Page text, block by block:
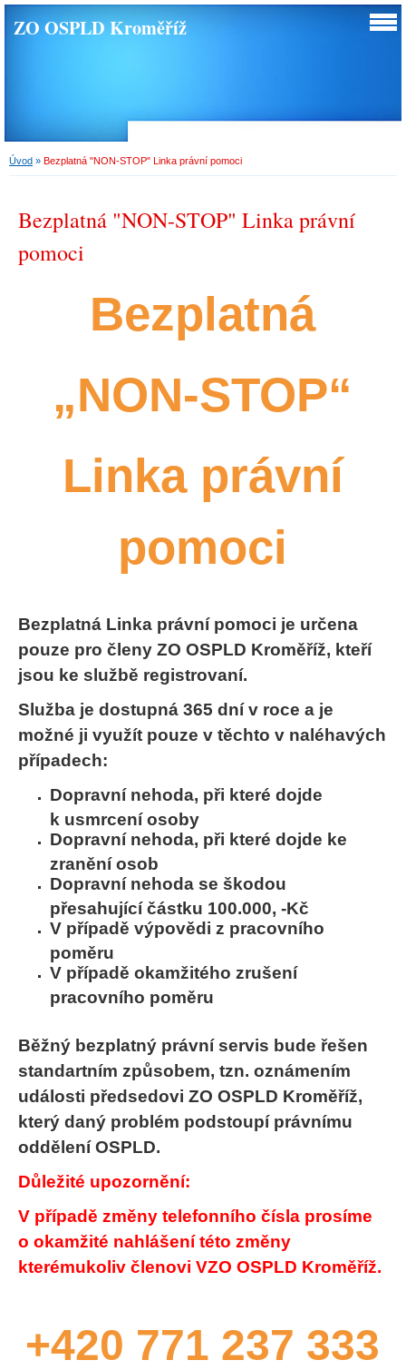
ZO OSPLD Kroměříž
Úvod » Bezplatná "NON-STOP" Linka právní pomoci
Bezplatná "NON-STOP" Linka právní
pomoci
Bezplatná
„NON-STOP“
Linka právní
pomoci
Bezplatná Linka právní pomoci je určena
pouze pro členy ZO OSPLD Kroměříž, kteří
jsou ke službě registrovaní.
Služba je dostupná 365 dní v roce a je
možné ji využít pouze v těchto v naléhavých
případech:
Dopravní nehoda, při které dojde
k usmrcení osoby
Dopravní nehoda, při které dojde ke
zranění osob
Dopravní nehoda se škodou
přesahující částku 100.000, -Kč
V případě výpovědi z pracovního
poměru
V případě okamžitého zrušení
pracovního poměru
Běžný bezplatný právní servis bude řešen
standartním způsobem, tzn. oznámením
události předsedovi ZO OSPLD Kroměříž,
který daný problém podstoupí právnímu
oddělení OSPLD.
Důležité upozornění:
V případě změny telefonního čísla prosíme
o okamžité nahlášení této změny
kterémukoliv členovi VZO OSPLD Kroměříž.
+420 771 237 333